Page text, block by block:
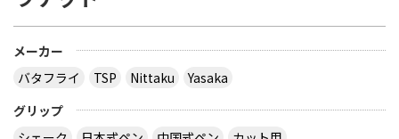
メーカー
バタフライ
TSP Nittaku
Yasaka
グリップ